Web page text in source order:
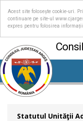
Acest site folosește cookie-uri.
continuare pe site-ul
expres pentru folosirea
Statutul Unităţii